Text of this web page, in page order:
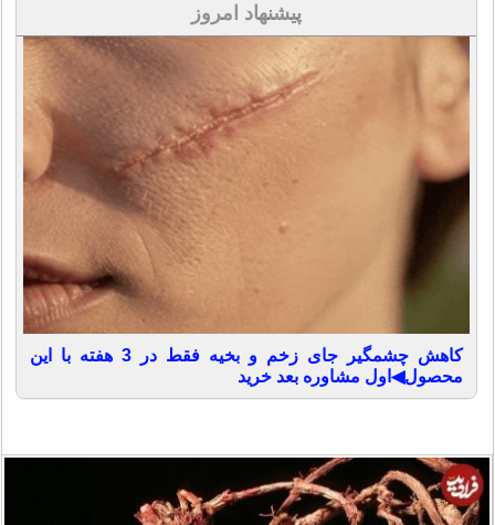
پیشنهاد امروز
کاهش چشمگیر جای زخم و بخیه فقط در 3 هفته با این
محصول◀اول مشاوره بعد خرید